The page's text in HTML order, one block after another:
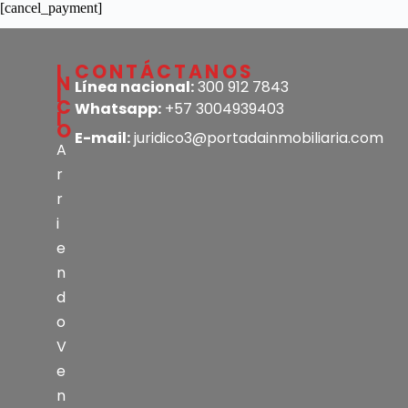
[cancel_payment]
IN
I
C
I
O
A
r
r
i
e
n
d
o
V
e
n
CONTÁCTANOS
Línea nacional:300 912 7843
Whatsapp: +57 3004939403
E-mail:juridico3@portadainmobiliaria.com